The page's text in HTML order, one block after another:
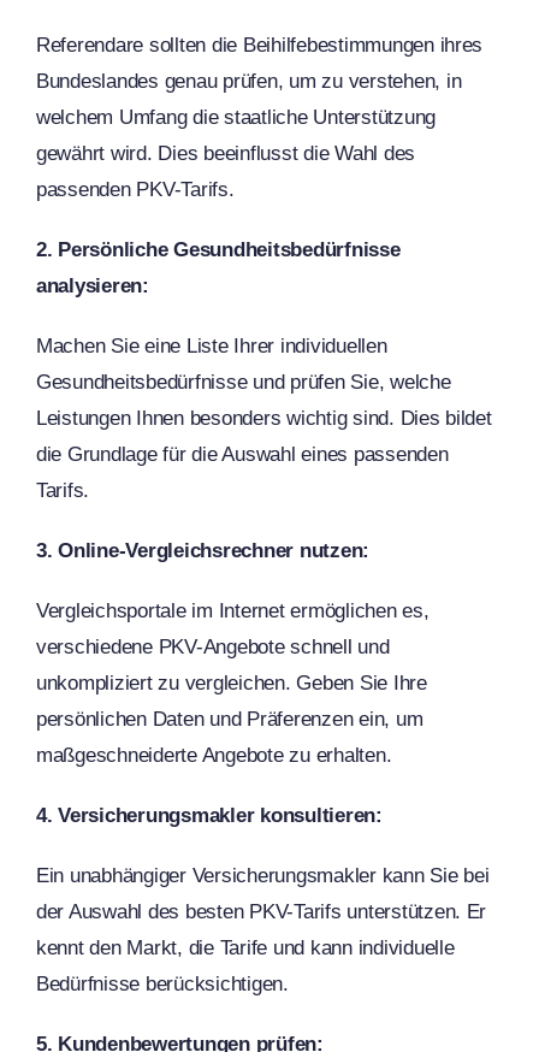
Referendare sollten die Beihilfebestimmungen ihres
Bundeslandes genau prüfen, um zu verstehen, in
welchem Umfang die staatliche Unterstützung
gewährt wird. Dies beeinflusst die Wahl des
passenden PKV-Tarifs.
2. Persönliche Gesundheitsbedürfnisse
analysieren:
Machen Sie eine Liste Ihrer individuellen
Gesundheitsbedürfnisse und prüfen Sie, welche
Leistungen Ihnen besonders wichtig sind. Dies bildet
die Grundlage für die Auswahl eines passenden
Tarifs.
3. Online-Vergleichsrechner nutzen:
Vergleichsportale im Internet ermöglichen es,
verschiedene PKV-Angebote schnell und
unkompliziert zu vergleichen. Geben Sie Ihre
persönlichen Daten und Präferenzen ein, um
maßgeschneiderte Angebote zu erhalten.
4. Versicherungsmakler konsultieren:
Ein unabhängiger Versicherungsmakler kann Sie bei
der Auswahl des besten PKV-Tarifs unterstützen. Er
kennt den Markt, die Tarife und kann individuelle
Bedürfnisse berücksichtigen.
5. Kundenbewertungen prüfen: